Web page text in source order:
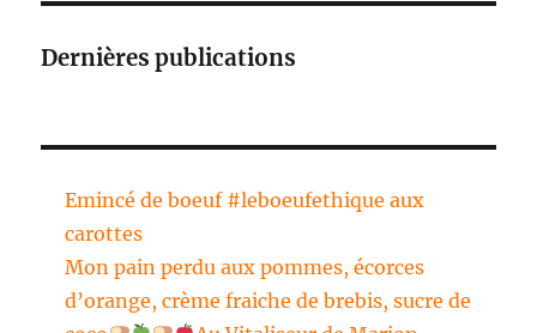
Dernières publications
Emincé de boeuf #leboeufethique aux
carottes
Mon pain perdu aux pommes, écorces
d’orange, crème fraiche de brebis, sucre de